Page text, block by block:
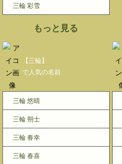
三輪 彩雪
もっと見る
【三輪】
で人気の名前
三輪 悠晴
三輪 朔士
三輪 春幸
三輪 春喜